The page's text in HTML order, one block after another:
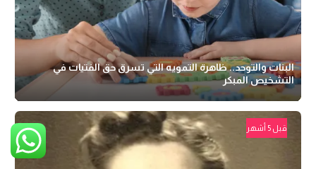
البنات والتوحد.. ظاهرة التمويه التي تسرق حق الفتيات في
التشخيص المبكر
قبل 5 أشهر